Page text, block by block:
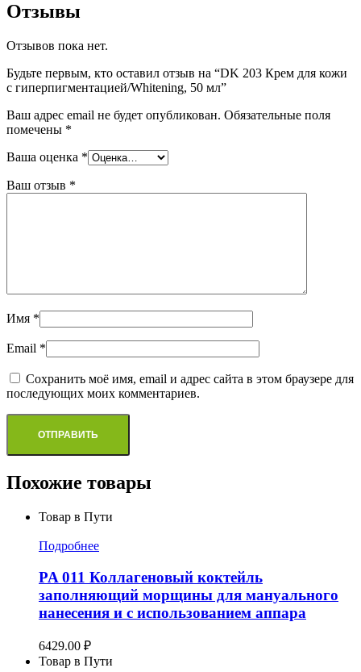
Отзывы
Отзывов пока нет.
Будьте первым, кто оставил отзыв на “DK 203 Крем для кожи
с гиперпигментацией/Whitening, 50 мл”
Ваш адрес email не будет опубликован. Обязательные поля
помечены *
Ваша оценка *
Ваш отзыв *
Имя *
Email *
Сохранить моё имя, email и адрес сайта в этом браузере для
последующих моих комментариев.
Похожие товары
Товар в Пути
Подробнее
PA 011 Коллагеновый коктейль
заполняющий морщины для мануального
нанесения и с использованием аппара
6429.00 ₽
Товар в Пути